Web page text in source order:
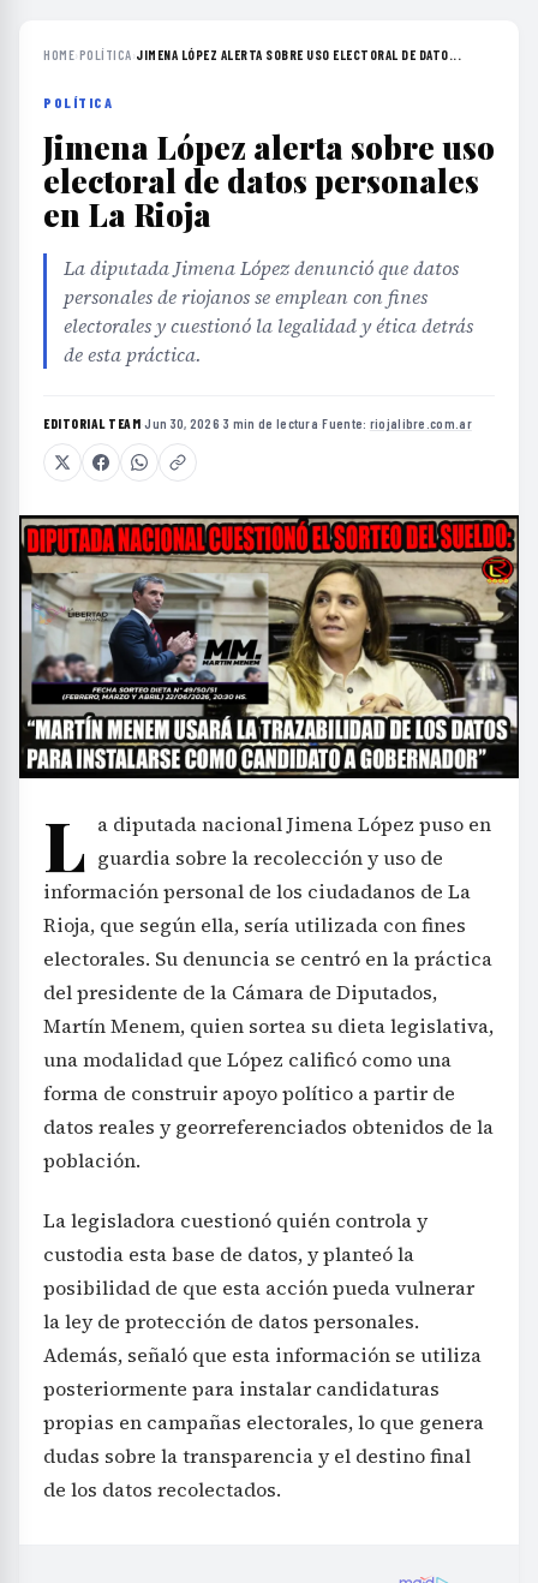
HOME›POLÍTICA›JIMENA LÓPEZ ALERTA SOBRE USO ELECTORAL DE DATO...
POLÍTICA
Jimena López alerta sobre uso
electoral de datos personales
en La Rioja
La diputada Jimena López denunció que datos
personales de riojanos se emplean con fines
electorales y cuestionó la legalidad y ética detrás
de esta práctica.
EDITORIAL TEAM·Jun 30, 2026·3 min de lectura·Fuente: riojalibre.com.ar
L a diputada nacional Jimena López puso en
guardia sobre la recolección y uso de
información personal de los ciudadanos de La
Rioja, que según ella, sería utilizada con fines
electorales. Su denuncia se centró en la práctica
del presidente de la Cámara de Diputados,
Martín Menem, quien sortea su dieta legislativa,
una modalidad que López calificó como una
forma de construir apoyo político a partir de
datos reales y georreferenciados obtenidos de la
población.
La legisladora cuestionó quién controla y
custodia esta base de datos, y planteó la
posibilidad de que esta acción pueda vulnerar
la ley de protección de datos personales.
Además, señaló que esta información se utiliza
posteriormente para instalar candidaturas
propias en campañas electorales, lo que genera
dudas sobre la transparencia y el destino final
de los datos recolectados.